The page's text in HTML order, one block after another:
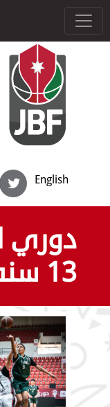
English
دوري
13 سنه 2025